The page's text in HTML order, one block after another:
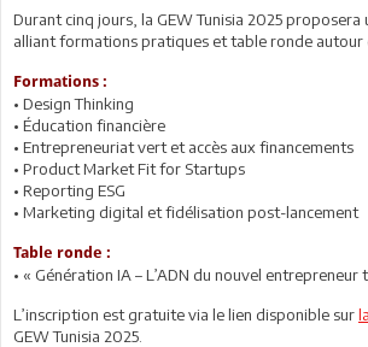
Durant cinq jours, la GEW Tunisia 2025
alliant formations pratiques et table ronde autour
Formations :
• Design Thinking
• Éducation financière
• Entrepreneuriat vert et accès aux financements
• Product Market Fit for Startups
• Reporting ESG
• Marketing digital et fidélisation post-lancement
Table ronde :
• « Génération IA – L’ADN du nouvel entrepreneur
L’inscription est gratuite via le lien disponible sur
GEW Tunisia 2025.